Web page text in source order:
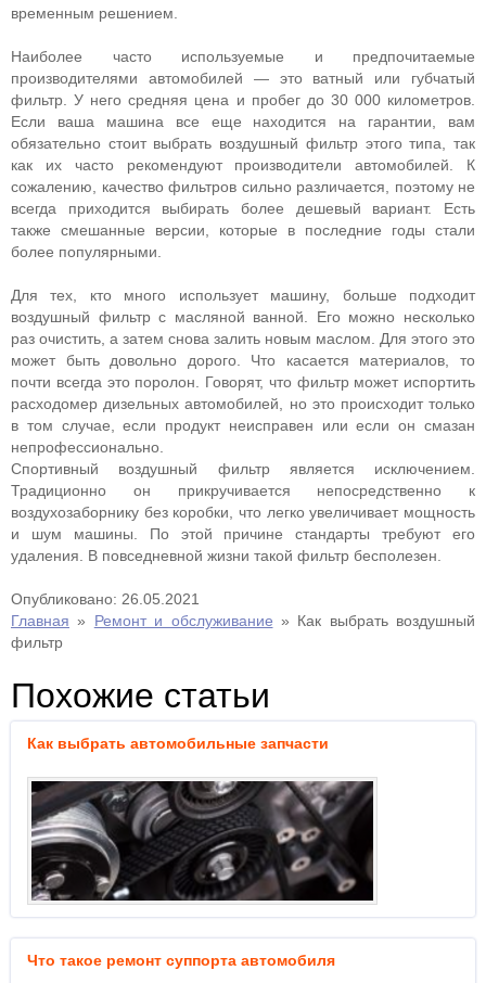
временным решением.
Наиболее часто используемые и предпочитаемые
производителями автомобилей — это ватный или губчатый
фильтр. У него средняя цена и пробег до 30 000 километров.
Если ваша машина все еще находится на гарантии, вам
обязательно стоит выбрать воздушный фильтр этого типа, так
как их часто рекомендуют производители автомобилей. К
сожалению, качество фильтров сильно различается, поэтому не
всегда приходится выбирать более дешевый вариант. Есть
также смешанные версии, которые в последние годы стали
более популярными.
Для тех, кто много использует машину, больше подходит
воздушный фильтр с масляной ванной. Его можно несколько
раз очистить, а затем снова залить новым маслом. Для этого это
может быть довольно дорого. Что касается материалов, то
почти всегда это поролон. Говорят, что фильтр может испортить
расходомер дизельных автомобилей, но это происходит только
в том случае, если продукт неисправен или если он смазан
непрофессионально.
Спортивный воздушный фильтр является исключением.
Традиционно он прикручивается непосредственно к
воздухозаборнику без коробки, что легко увеличивает мощность
и шум машины. По этой причине стандарты требуют его
удаления. В повседневной жизни такой фильтр бесполезен.
Опубликовано: 26.05.2021
Главная » Ремонт и обслуживание » Как выбрать воздушный
фильтр
Похожие статьи
Как выбрать автомобильные запчасти
Что такое ремонт суппорта автомобиля